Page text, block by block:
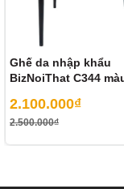
(267 Quang Trung,
Biz Long Biên:
Nguyễn Văn Linh,
Ghế da nhập khẩu
BizNoiThat C344
2.100.000₫
2.500.000₫